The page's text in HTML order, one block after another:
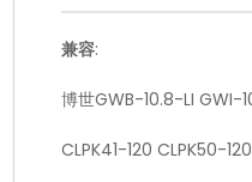
兼容:
博世GWB-10.8-LI GWI-
CLPK41-120 CLPK50-120